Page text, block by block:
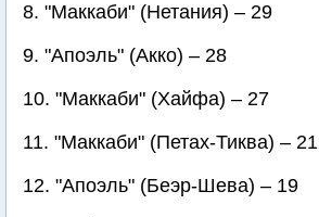
8. "Маккаби" (Нетания) – 29
9. "Апоэль" (Акко) – 28
10. "Маккаби" (Хайфа) – 27
11. "Маккаби" (Петах-Тиква) – 21
12. "Апоэль" (Беэр-Шева) – 19